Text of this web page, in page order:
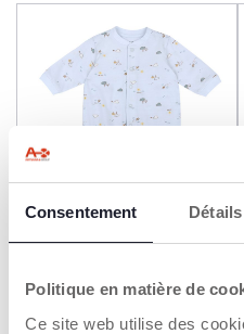
Consentement Détails
Politique en matière de
Ce site web utilise des
15,99 €